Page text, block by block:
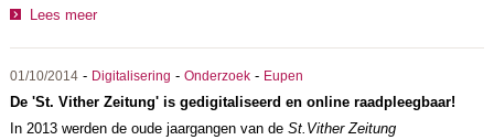
Lees meer
01/10/2014- Digitalisering - Onderzoek- Eupen
De 'St. Vither Zeitung' is gedigitaliseerd en online raadpleegbaar!
In 2013 werden de oude jaargangen van de St.Vither Zeitung